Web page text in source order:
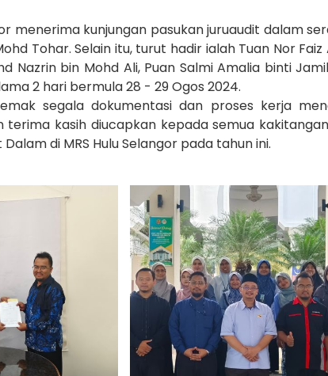
menerima kunjungan pasukan juruaudit dalam
Tohar. Selain itu, turut hadir ialah Tuan Nor Faiz
Nazrin bin Mohd Ali, Puan Salmi Amalia binti
2 hari bermula 28 - 29 Ogos 2024.
segala dokumentasi dan proses kerja
kasih diucapkan kepada semua
di MRS Hulu Selangor pada tahun ini.